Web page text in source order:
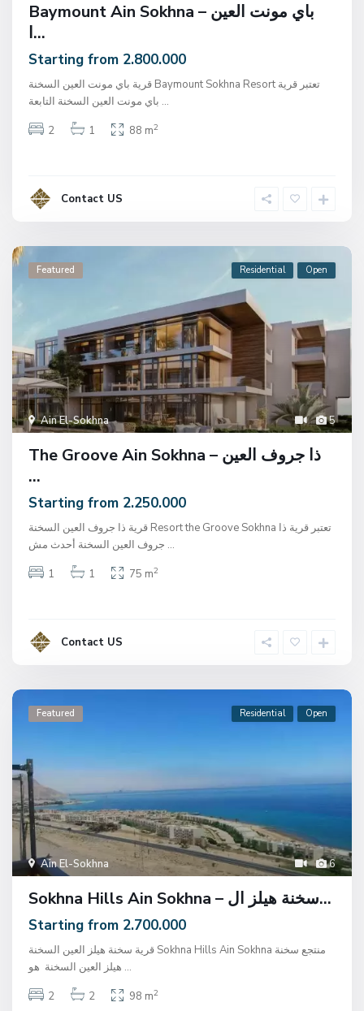
Baymount Ain Sokhna – باي مونت العين
ا...
Starting from 2.800.000
قرية باي مونت العين السخنة Baymount Sokhna Resort تعتبر قرية
...
2
1 88 m2
Contact US
5
Ain El-Sokhna
Featured Residential Open
The Groove Ain Sokhna – ذا جروف العين
...
Starting from 2.250.000
قرية ذا جروف العين السخنة Resort the Groove Sokhna تعتبر قرية ذا
...
1
1 75 m2
Contact US
6
Ain El-Sokhna
Featured Residential Open
Sokhna Hills Ain Sokhna – سخنة هيلز ال...
Starting from 2.700.000
قرية سخنة هيلز العين السخنة Sokhna Hills Ain Sokhna منتجع سخنة
...
2
2 98 m2